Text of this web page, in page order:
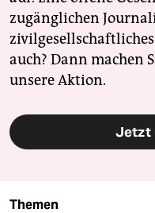
zugänglichen
auch? Dann machen
unsere Aktion.
Jetzt
Themen